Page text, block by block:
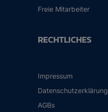
Freie Mitarbeiter
RECHTLICHES
Impressum
Datenschutzerklärung
AGBs